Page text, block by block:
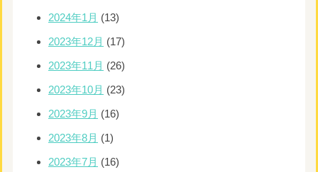
2024年1月 (13)
2023年12月 (17)
2023年11月 (26)
2023年10月 (23)
2023年9月 (16)
2023年8月 (1)
2023年7月 (16)